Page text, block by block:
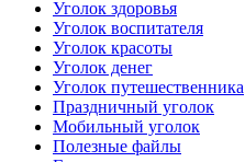
Уголок здоровья
Уголок воспитателя
Уголок красоты
Уголок денег
Уголок путешественника
Праздничный уголок
Мобильный уголок
Полезные файлы